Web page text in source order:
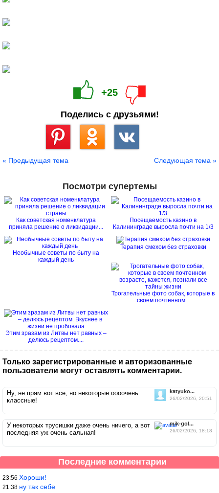
+25
Поделись с друзьями!
« Предыдущая тема Следующая тема »
Посмотри супертемы
Как советская номенклатура
приняла решение о ликвидации...
Посещаемость казино в
Калининграде выросла почти на 1/3
Необычные советы по быту на
каждый день
Терапия смехом без страховки
Трогательные фото собак, которые в
своем почтенном...
Этим зразам из Литвы нет равных –
делюсь рецептом....
Только зарегистрированные и авторизованные
пользователи могут оставлять комментарии.
katyuko...
26/02/2026, 20:51
Ну, не прям вот все, но некоторые оооочень
классные!
mik-gol...
26/02/2026, 18:18
У некоторых трусишки даже очень ничего, а вот
последняя уж очень сальная!
Последние комментарии
23:56 Хороши!
21:38 ну так себе